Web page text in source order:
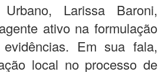
Larissa Baroni,
ativo na formulação
Em sua fala,
local no processo de